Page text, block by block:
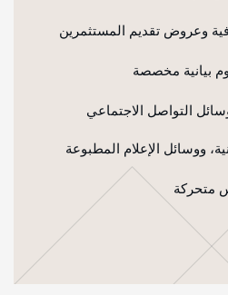
وعروض تقديم المستثمرين
بيانية مخصصة
التواصل الاجتماعي
ووسائل الإعلام المطبوعة
متحركة